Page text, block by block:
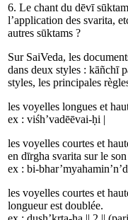
6. Le chant du dēvī
l’application des svarita,
autres sūktams ?
Sur SaiVeda, les
dans deux styles : kāñchī
styles, les principales
les voyelles longues et
ex : viśh’vadēēvai-ḥi |
les voyelles courtes et
en dīrgha svarita sur le son
ex : bi-bhar’myahamin’n’
les voyelles courtes et
longueur est doublée.